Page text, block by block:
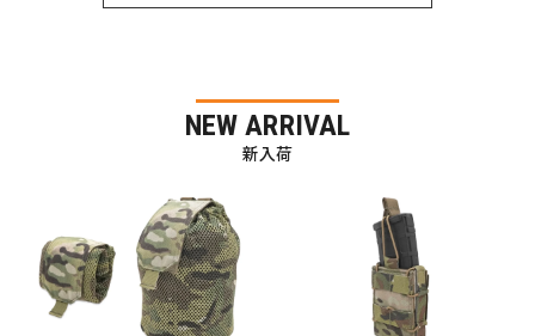
NEW ARRIVAL
新入荷